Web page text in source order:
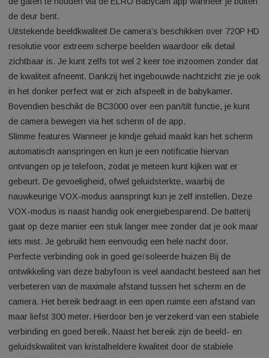
geleverd met een XL touchscreen met een beelddiagonaal
maar liefst 12,7 cm, door dit formaat zie je in één oogopslag
er gebeurt op de kamers van jouw kindjes. Door de
accu kun je het scherm overal mee naar toe nemen en in
de gaten te houden via de ELRO Babycam app wanneer je
de deur bent.
Uitstekende beeldkwaliteit De camera’s beschikken over
resolutie voor extreem scherpe beelden waardoor elk detail
zichtbaar is. Je kunt zelfs tot wel 2 keer toe inzoomen
de kwaliteit afneemt. Dankzij het ingebouwde nachtzicht zie
in het donker perfect wat er zich afspeelt in de babykamer.
Bovendien beschikt de BC3000 over een pan/tilt functie, je
de camera bewegen via het scherm of de app.
Slimme features Wanneer je kindje geluid maakt kan het
automatisch aanspringen en kun je een notificatie hiervan
ontvangen op je telefoon, zodat je meteen kunt kijken wat er
gebeurt. De gevoeligheid, ofwel geluidsterkte, waarbij de
nauwkeurige VOX-modus aanspringt kun je zelf instellen.
VOX-modus is naast handig ook energiebesparend. De
gaat op deze manier een stuk langer mee zonder dat je ook
iets mist. Je gebruikt hem eenvoudig een hele nacht door.